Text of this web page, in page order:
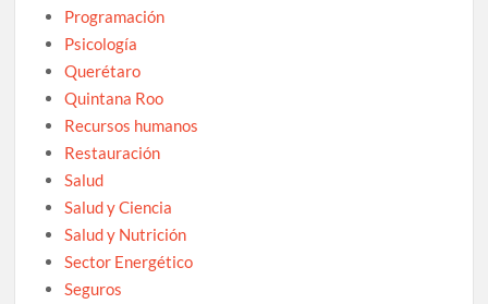
Programación
Psicología
Querétaro
Quintana Roo
Recursos humanos
Restauración
Salud
Salud y Ciencia
Salud y Nutrición
Sector Energético
Seguros